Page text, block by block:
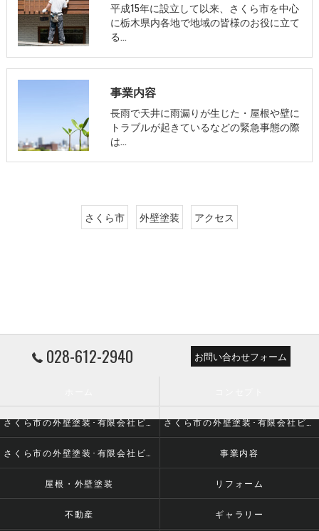
平成15年に設立して以来、さくら市を中心
に栃木県内各地で地域の皆様のお役に立て
る…
事業内容
長雨で天井に雨漏りが生じた・屋根や壁に
トラブルが起きているなどの緊急事態の際
は…
さくら市 外壁塗装 アクセス
028-612-2940 お問い合わせフォーム
さくら市の外壁塗装･有限会社ビーエルシーの口コミ情報 さくら市の外壁塗装･有限会社ビーエルシーの評判
事業内容
屋根・外壁塗装 リフォーム
不動産 ギャラリー